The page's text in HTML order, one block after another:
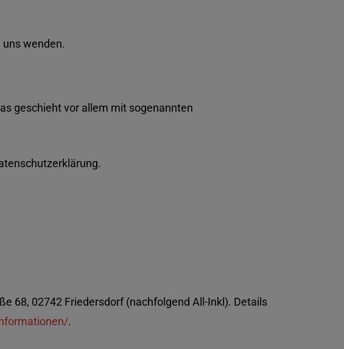
wenden.
geschieht vor allem mit sogenannten
68, 02742 Friedersdorf (nachfolgend All-Inkl). Details
.